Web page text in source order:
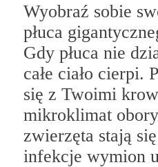
Wyobraź sobie
płuca
Gdy płuca nie
całe ciało cierpi.
się z Twoimi
mikroklimat
zwierzęta stają
infekcje wymion